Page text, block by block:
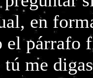
en
el párrafo
me